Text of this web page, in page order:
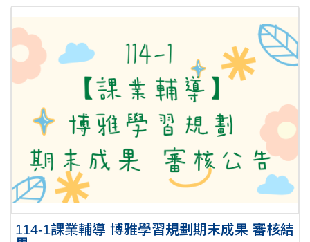
114-1課業輔導 博雅學習規劃期末成果 審核結